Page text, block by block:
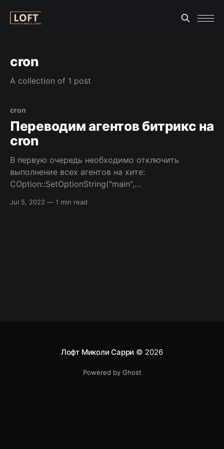
cron
A collection of 1 post
cron
Переводим агентов битрикс на
cron
В первую очередь необходимо отключить
выполнение всех агентов на хите:
COption::SetOptionString("main",
COption::GetOptionString("main",
Jul 5, 2022 — 1 min read
Лофт Миколи Сарри © 2026
Powered by Ghost